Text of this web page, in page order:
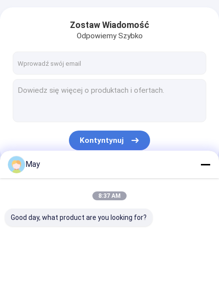
Czujnik ruchu mikrofalowego
Czujnik ruchu Pir
Czujnik funkcji włączony
Zostaw Wiadomość
Odpowiemy Szybko
Kontyntynuj
Nasze Kategorie
May
8:37 AM
Good day, what product are you looking for?